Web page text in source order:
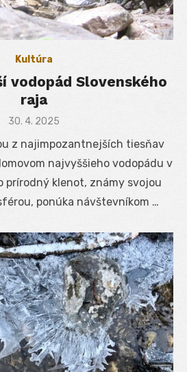
Kultúra
vodopád Slovenského
raja
Posted
30. 4. 2025
z najimpozantnejších tiesňav
najvyššieho vodopádu v
prírodný klenot, známy svojou
ponúka návštevníkom …